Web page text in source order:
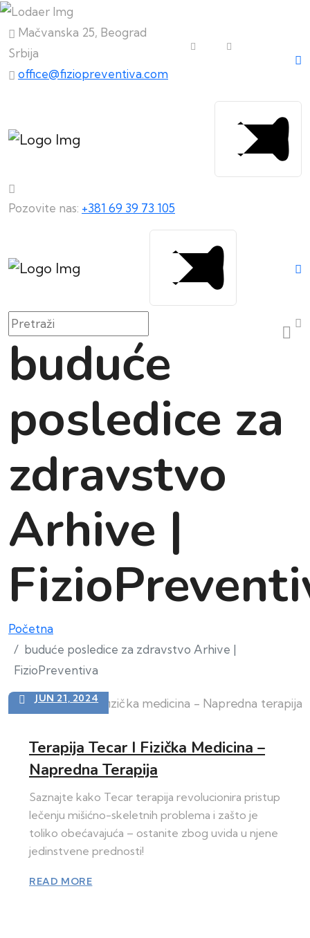
Mačvanska 25, Beograd
Srbija
office@fiziopreventiva.com
Pozovite nas: +381 69 39 73 105
buduće
posledice za
zdravstvo
Arhive |
Početna
buduće posledice za zdravstvo Arhive |
FizioPreventiva
JUN 21, 2024
Terapija Tecar I Fizička Medicina –
Napredna Terapija
Saznajte kako Tecar terapija revolucionira pristup
lečenju mišićno-skeletnih problema i zašto je
toliko obećavajuća – ostanite zbog uvida u njene
jedinstvene prednosti!
READ MORE